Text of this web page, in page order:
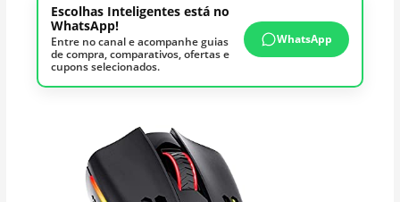
Escolhas Inteligentes está no
WhatsApp!
Entre no canal e acompanhe guias
de compra, comparativos, ofertas e
cupons selecionados.
WhatsApp